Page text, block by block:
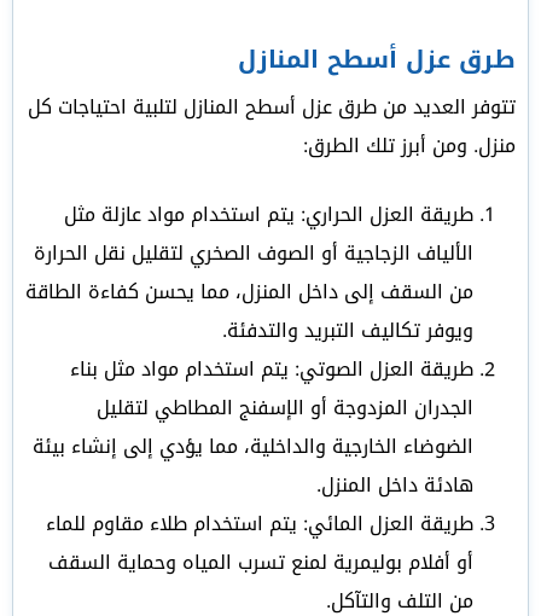
طرق عزل أسطح المنازل
تتوفر العديد من طرق عزل أسطح المنازل لتلبية احتياجات كل
منزل. ومن أبرز تلك الطرق:
طريقة العزل الحراري: يتم استخدام مواد عازلة مثل
الألياف الزجاجية أو الصوف الصخري لتقليل نقل الحرارة
من السقف إلى داخل المنزل، مما يحسن كفاءة الطاقة
ويوفر تكاليف التبريد والتدفئة.
طريقة العزل الصوتي: يتم استخدام مواد مثل بناء
الجدران المزدوجة أو الإسفنج المطاطي لتقليل
الضوضاء الخارجية والداخلية، مما يؤدي إلى إنشاء بيئة
هادئة داخل المنزل.
طريقة العزل المائي: يتم استخدام طلاء مقاوم للماء
أو أفلام بوليمرية لمنع تسرب المياه وحماية السقف
من التلف والتآكل.